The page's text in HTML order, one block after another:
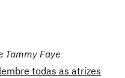
Tammy Faye
todas as atrizes